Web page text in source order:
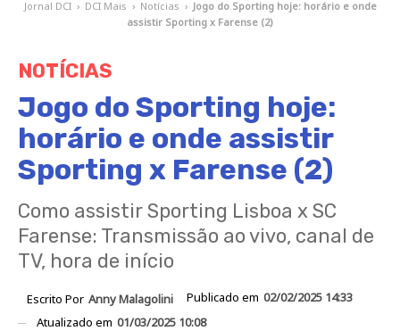
Jornal DCI › DCI Mais › Notícias › Jogo do Sporting hoje: horário e onde
assistir Sporting x Farense (2)
NOTÍCIAS
Jogo do Sporting hoje:
horário e onde assistir
Sporting x Farense (2)
Como assistir Sporting Lisboa x SC
Farense: Transmissão ao vivo, canal de
TV, hora de início
Escrito Por Anny Malagolini Publicado em 02/02/2025 14:33
Atualizado em 01/03/2025 10:08